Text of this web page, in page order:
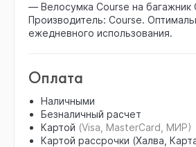
— Велосумка Course на багажник
Производитель: Course.
ежедневного использования.
Оплата
Наличными
Безналичный расчет
Картой (Visa, MasterCard, МИР)
Картой рассрочки (Халва,